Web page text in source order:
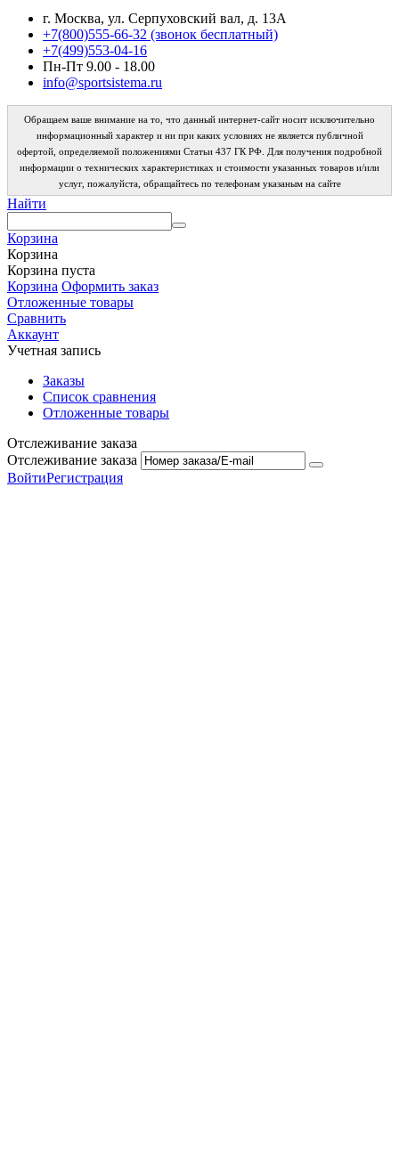
г. Москва, ул. Серпуховский вал, д. 13А
+7(800)555-66-32 (звонок бесплатный)
+7(499)553-04-16
Пн-Пт 9.00 - 18.00
info@sportsistema.ru
Обращаем ваше внимание на то, что данный интернет-сайт носит исключительно
информационный характер и ни при каких условиях не является публичной
офертой, определяемой положениями Статьи 437 ГК РФ. Для получения подробной
информации о технических характеристиках и стоимости указанных товаров и/или
услуг, пожалуйста, обращайтесь по телефонам указаным на сайте
Найти
Корзина
Корзина
Корзина пуста
Корзина Оформить заказ
Отложенные товары
Сравнить
Аккаунт
Учетная запись
Заказы
Список сравнения
Отложенные товары
Отслеживание заказа
Отслеживание заказа
ВойтиРегистрация